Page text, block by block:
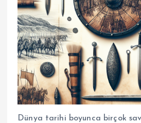
Dünya tarihi boyunca birçok